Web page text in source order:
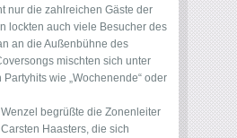
nur die zahlreichen Gäste der
lockten auch viele Besucher des
an die Außenbühne des
mischten sich unter
wie „Wochenende“ oder
begrüßte die Zonenleiter
Haasters, die sich